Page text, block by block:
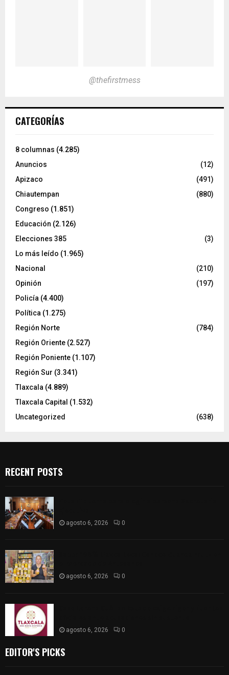
@thefirstmess
CATEGORÍAS
8 columnas (4.285)
Anuncios
(12)
Apizaco
(491)
Chiautempan
(880)
Congreso (1.851)
Educación (2.126)
Elecciones 385
(3)
Lo más leído (1.965)
Nacional
(210)
Opinión
(197)
Policía (4.400)
Política (1.275)
Región Norte
(784)
Región Oriente (2.527)
Región Poniente (1.107)
Región Sur (3.341)
Tlaxcala (4.889)
Tlaxcala Capital (1.532)
Uncategorized
(638)
RECENT POSTS
agosto 6, 2026 0
agosto 6, 2026 0
agosto 6, 2026 0
EDITOR'S PICKS